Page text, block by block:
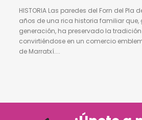
HISTORIA Las paredes del Forn del Pla
años de una rica historia familiar que,
generación, ha preservado la
convirtiéndose en un comercio
de Marratxí....